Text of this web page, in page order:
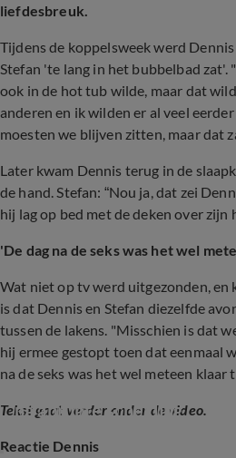
liefdesbreuk.
Tijdens de koppelsweek werd
Stefan 'te lang in het bubbelbad zat'. "
ook in de hot tub wilde, maar dat
anderen en ik wilden er al veel
moesten we blijven zitten, maar dat
Later kwam Dennis terug in de
de hand. Stefan: “Nou ja, dat zei
hij lag op bed met de deken over zijn
'De dag na de seks was het wel
Wat niet op tv werd uitgezonden, en
is dat Dennis en Stefan diezelfde
tussen de lakens. "Misschien is dat
hij ermee gestopt toen dat eenmaal
na de seks was het wel meteen klaar
Tekst gaat verder onder de video.
na abrupte scheiding
Reactie Dennis